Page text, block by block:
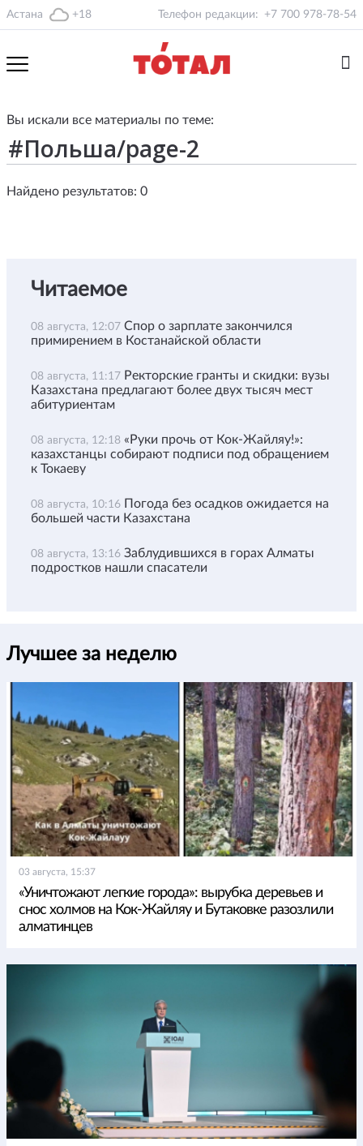
Астана +18 Телефон редакции: +7 700 978-78-54
Вы искали все материалы по теме:
Найдено результатов: 0
Читаемое
08 августа, 12:07 Спор о зарплате закончился
примирением в Костанайской области
08 августа, 11:17 Ректорские гранты и скидки: вузы
Казахстана предлагают более двух тысяч мест
абитуриентам
08 августа, 12:18 «Руки прочь от Кок-Жайляу!»:
казахстанцы собирают подписи под обращением
к Токаеву
08 августа, 10:16 Погода без осадков ожидается на
большей части Казахстана
08 августа, 13:16 Заблудившихся в горах Алматы
подростков нашли спасатели
Лучшее за неделю
03 августа, 15:37
«Уничтожают легкие города»: вырубка деревьев и
снос холмов на Кок-Жайляу и Бутаковке разозлили
алматинцев